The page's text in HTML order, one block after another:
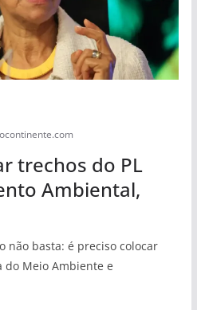
trechos do PL
Ambiental,
não basta: é preciso colocar
Meio Ambiente e